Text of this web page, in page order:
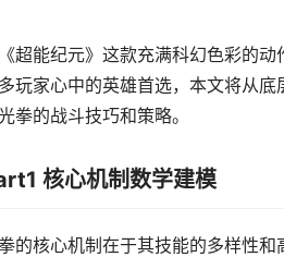
超能纪元》这款充满科幻色彩的
玩家心中的英雄首选，本文将从
拳的战斗技巧和策略。
核心机制数学建模
的核心机制在于其技能的多样性